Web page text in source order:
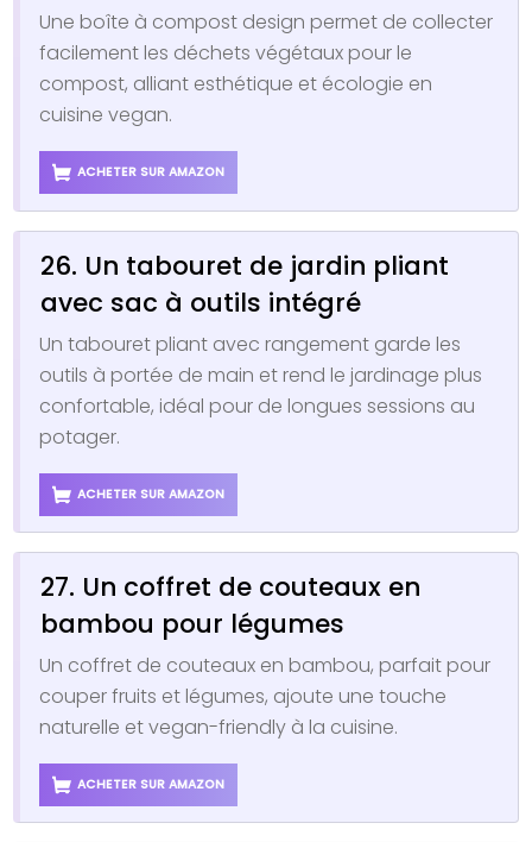
Une boîte à compost design permet de collecter
facilement les déchets végétaux pour le
compost, alliant esthétique et écologie en
cuisine vegan.
ACHETER SUR AMAZON
26. Un tabouret de jardin pliant
avec sac à outils intégré
Un tabouret pliant avec rangement garde les
outils à portée de main et rend le jardinage plus
confortable, idéal pour de longues sessions au
potager.
ACHETER SUR AMAZON
27. Un coffret de couteaux en
bambou pour légumes
Un coffret de couteaux en bambou, parfait pour
couper fruits et légumes, ajoute une touche
naturelle et vegan-friendly à la cuisine.
ACHETER SUR AMAZON